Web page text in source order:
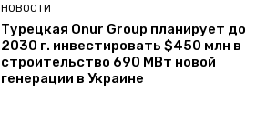
НОВОСТИ
Турецкая Onur Group планирует до
2030 г. инвестировать $450 млн в
строительство 690 МВт новой
генерации в Украине